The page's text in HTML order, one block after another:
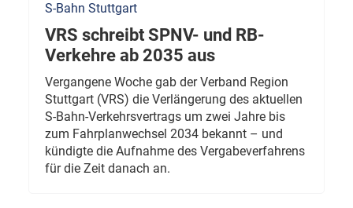
S-Bahn Stuttgart
VRS schreibt SPNV- und RB-
Verkehre ab 2035 aus
Vergangene Woche gab der Verband Region
Stuttgart (VRS) die Verlängerung des aktuellen
S-Bahn-Verkehrsvertrags um zwei Jahre bis
zum Fahrplanwechsel 2034 bekannt – und
kündigte die Aufnahme des Vergabeverfahrens
für die Zeit danach an.